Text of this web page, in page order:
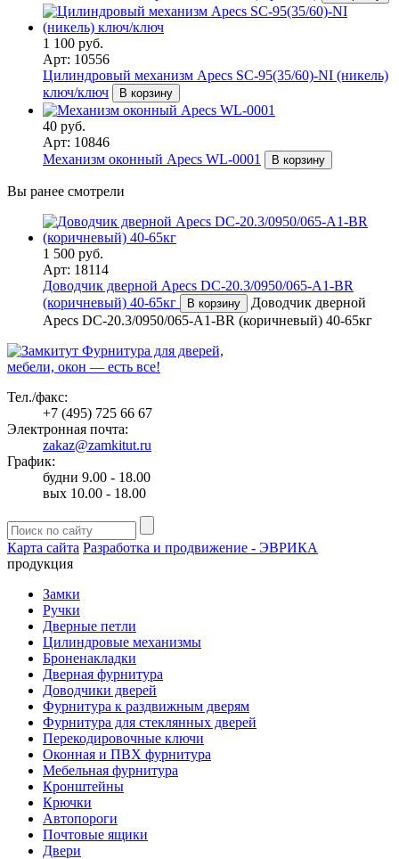
1 100 руб.
Арт: 10556
Цилиндровый механизм Apecs SC-95(35/60)-NI (никель)
ключ/ключ
В корзину
40 руб.
Арт: 10846
Механизм оконный Apecs WL-0001
В корзину
Вы ранее смотрели
1 500 руб.
Арт: 18114
Доводчик дверной Apecs DC-20.3/0950/065-A1-BR
(коричневый) 40-65кг
В корзину
Доводчик дверной
Apecs DC-20.3/0950/065-A1-BR (коричневый) 40-65кг
Фурнитура для дверей,
мебели, окон — есть все!
Тел./факс:
+7 (495) 725 66 67
Электронная почта:
zakaz@zamkitut.ru
График:
будни 9.00 - 18.00
вых 10.00 - 18.00
Карта сайта Разработка и продвижение - ЭВРИКА
продукция
Замки
Ручки
Дверные петли
Цилиндровые механизмы
Броненакладки
Дверная фурнитура
Доводчики дверей
Фурнитура к раздвижным дверям
Фурнитура для стеклянных дверей
Перекодировочные ключи
Оконная и ПВХ фурнитура
Мебельная фурнитура
Кронштейны
Крючки
Автопороги
Почтовые ящики
Двери